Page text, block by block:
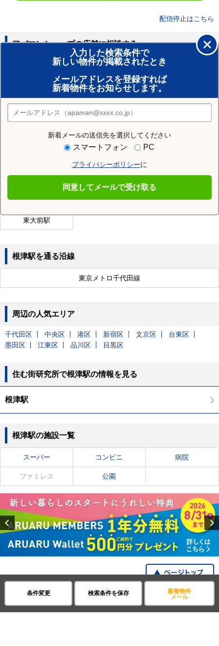
条件変更 検索条件を保存
新着物件
メール
配信停止はこちら
入力した検索条件で
新しい物件が掲載されたとき
メールアドレスを登録すれば
新着物件をお知らせします。
新着メールの送信先を選択してください
スマートフォン PC
プライバシーポリシーに
同意してメールで受け取る
アパマンショップの店舗に相談する
賃貸のプロがお部屋探し！
おまかせ物件リクエスト
住みたい街の店舗を探す
店舗検索
春日駅
後楽園駅 新大塚駅 湯島駅
東大前駅
根津駅を通る沿線
東京メトロ千代田線
周辺の人気エリア
千代田区 中央区 港区 新宿区 文京区
台東区
墨田区
江東区 品川区 目黒区
住む街研究所で根津駅の情報を見る
根津駅
根津駅の施設一覧
スーパー コンビニ 病院
ファミレス 公園
Previous
賃貸・不動産アパマンショップ 東京都 根津駅